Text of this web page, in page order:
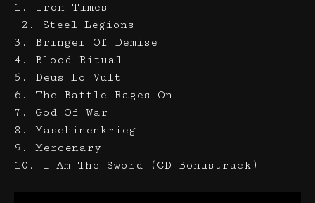
1. Iron Times
2. Steel Legions
3. Bringer Of Demise
4. Blood Ritual
5. Deus Lo Vult
6. The Battle Rages On
7. God Of War
8. Maschinenkrieg
9. Mercenary
10. I Am The Sword (CD-Bonustrack)